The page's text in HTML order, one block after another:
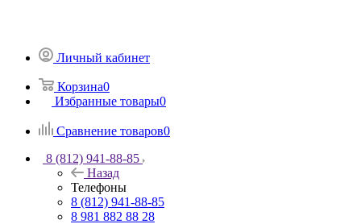
Личный кабинет
Корзина0
Избранные товары0
Сравнение товаров0
8 (812) 941-88-85
Назад
Телефоны
8 (812) 941-88-85
8 981 882 88 28